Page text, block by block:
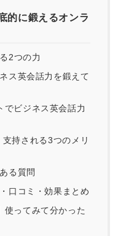
的に鍛えるオンラ
2つの力
ス英会話力を鍛えて
でビジネス英会話力
持される3つのメリ
る質問
口コミ・効果まとめ
使ってみて分かった